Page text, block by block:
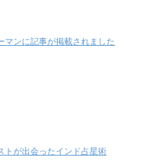
マンに記事が掲載されました
トが出会ったインド占星術